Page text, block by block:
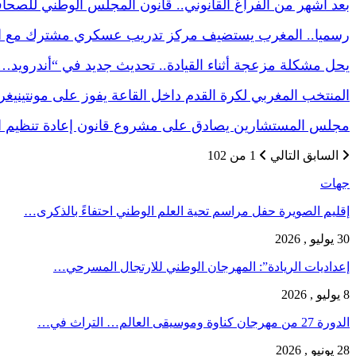
بعد أشهر من الفراغ القانوني.. قانون المجلس الوطني
رسميا.. المغرب يستضيف مركز تدريب عسكري مشترك
يحل مشكلة مزعجة أثناء القيادة.. تحديث جديد في
المنتخب المغربي لكرة القدم داخل القاعة يفوز على
مجلس المستشارين يصادق على مشروع قانون إعادة
السابق التالي 1 من 102
جهات
إقليم الصويرة حفل مراسم تحية العلم الوطني احتفاءً بالذكرى…
30 يوليو , 2026
إعداديات الريادة”: المهرجان الوطني للارتجال المسرحي…
8 يوليو , 2026
الدورة 27 من مهرجان كناوة وموسيقى العالم… التراث في…
28 يونيو , 2026